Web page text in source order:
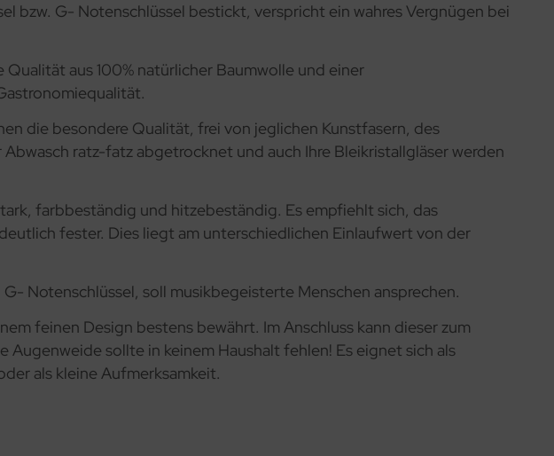
bzw. G- Notenschlüssel bestickt, verspricht ein wahres Vergnügen bei
aus 100% natürlicher Baumwolle und einer
die besondere Qualität, frei von jeglichen Kunstfasern, des
ratz-fatz abgetrocknet und auch Ihre Bleikristallgläser werden
farbbeständig und hitzebeständig. Es empfiehlt sich, das
fester. Dies liegt am unterschiedlichen Einlaufwert von der
Notenschlüssel, soll musikbegeisterte Menschen ansprechen.
feinen Design bestens bewährt. Im Anschluss kann dieser zum
sollte in keinem Haushalt fehlen! Es eignet sich als
als kleine Aufmerksamkeit.